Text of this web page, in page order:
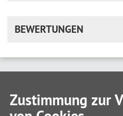
BEWERTUNGEN
Zustimmung zur